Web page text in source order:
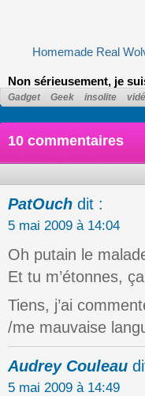
Homemade Real
Non sérieusement, je
Gadget Geek insolite
10 commentaires
PatOuch dit :
5 mai 2009 à 14:04
Oh putain le
Et tu m’étonnes,
Tiens, j’ai
/me mauvaise
Audrey Couleau
5 mai 2009 à 14:49